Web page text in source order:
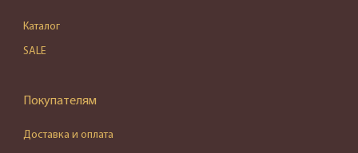
Каталог
SALE
Покупателям
Доставка и оплата